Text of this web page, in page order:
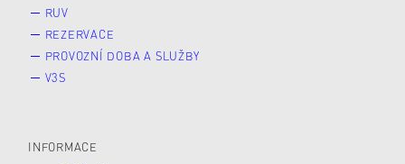
RUV
REZERVACE
PROVOZNÍ DOBA A SLUŽBY
V3S
INFORMACE